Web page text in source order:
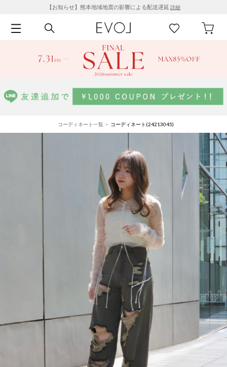
【お知らせ】熊本地域地震の影響による配送遅延 詳細
コーディネート一覧 コーディネート(24213045)